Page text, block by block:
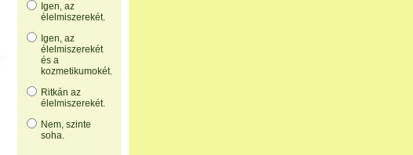
Igen, az
élelmiszerekét.
Igen, az
élelmiszerekét
és a
kozmetikumokét.
Ritkán az
élelmiszerekét.
Nem, szinte
soha.